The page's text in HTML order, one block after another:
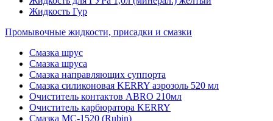
Жидкость Гур
Промывочные жидкости, присадки и смазки
Смазка шрус
Смазка шруса
Смазка направляющих суппорта
Смазка силиконовая KERRY аэрозоль 520 мл
Очиститель контактов ABRO 210мл
Очиститель карбюратора KERRY
Смазка МС-1520 (Rubin)